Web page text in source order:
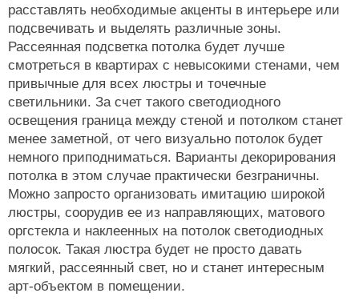
расставлять необходимые акценты в интерьере или
подсвечивать и выделять различные зоны.
Рассеянная подсветка потолка будет лучше
смотреться в квартирах с невысокими стенами, чем
привычные для всех люстры и точечные
светильники. За счет такого светодиодного
освещения граница между стеной и потолком станет
менее заметной, от чего визуально потолок будет
немного приподниматься. Варианты декорирования
потолка в этом случае практически безграничны.
Можно запросто организовать имитацию широкой
люстры, соорудив ее из направляющих, матового
оргстекла и наклеенных на потолок светодиодных
полосок. Такая люстра будет не просто давать
мягкий, рассеянный свет, но и станет интересным
арт-объектом в помещении.